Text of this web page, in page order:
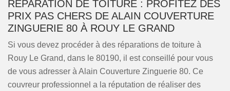
RÉPARATION DE TOITURE : PROFITEZ DES
PRIX PAS CHERS DE ALAIN COUVERTURE
ZINGUERIE 80 À ROUY LE GRAND
Si vous devez procéder à des réparations de toiture à
Rouy Le Grand, dans le 80190, il est conseillé pour vous
de vous adresser à Alain Couverture Zinguerie 80. Ce
couvreur professionnel a la réputation de réaliser des